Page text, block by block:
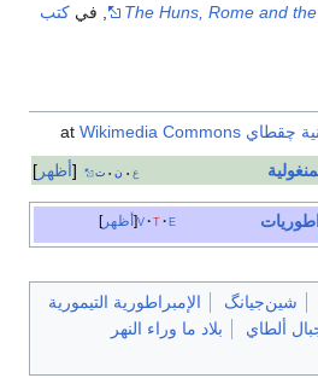
The Huns, Rome and
كتب
چقطاي at
Wikimedia Commons
أظهر
ع • ن • ت
أظهر v t e
شين‌جيانگ
الإمبراطورية التيمورية
ألطاي
بلاد ما وراء النهر